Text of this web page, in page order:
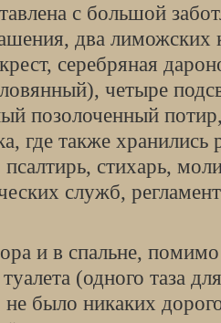
с большой
два лиможских
серебряная
четыре
позолоченный
где также хранились
стихарь,
служб,
и в спальне,
(одного таза
не было никаких